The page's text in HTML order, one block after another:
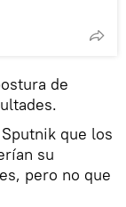
de
que los
su
pero no que